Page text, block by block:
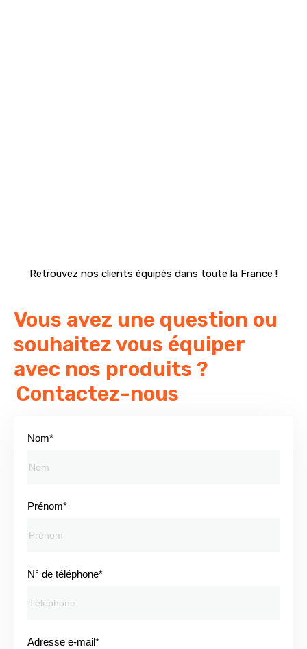
Retrouvez nos clients équipés dans toute la France !
Vous avez une question ou
souhaitez vous équiper
avec nos produits ?
Contactez-nous
Nom*
Prénom*
N° de téléphone*
Adresse e-mail*